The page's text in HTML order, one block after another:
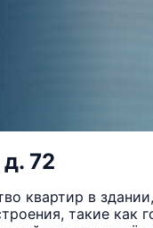
72
квартир в
такие как